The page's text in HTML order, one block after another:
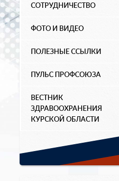
СОТРУДНИЧЕСТВО
ФОТО И ВИДЕО
ПОЛЕЗНЫЕ ССЫЛКИ
ПУЛЬС ПРОФСОЮЗА
ВЕСТНИК
ЗДРАВООХРАНЕНИЯ
КУРСКОЙ ОБЛАСТИ